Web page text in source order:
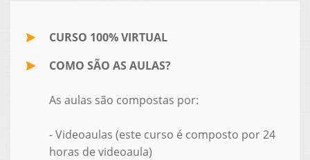
CURSO 100% VIRTUAL
COMO SÃO AS AULAS?
As aulas são compostas por:
- Videoaulas (este curso é composto por 24
horas de videoaula)